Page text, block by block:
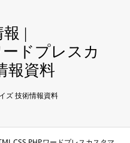
|
ードプレスカ
報資料
ズ 技術情報資料